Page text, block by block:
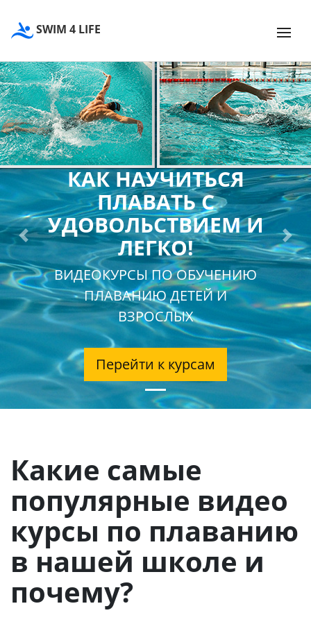
SWIM 4 LIFE
КАК НАУЧИТЬСЯ
ПЛАВАТЬ С
УДОВОЛЬСТВИЕМ И
ЛЕГКО!
ВИДЕОКУРСЫ ПО ОБУЧЕНИЮ
ПЛАВАНИЮ ДЕТЕЙ И
ВЗРОСЛЫХ
Перейти к курсам
Previous Next
Какие самые
популярные видео
курсы по плаванию
в нашей школе и
почему?